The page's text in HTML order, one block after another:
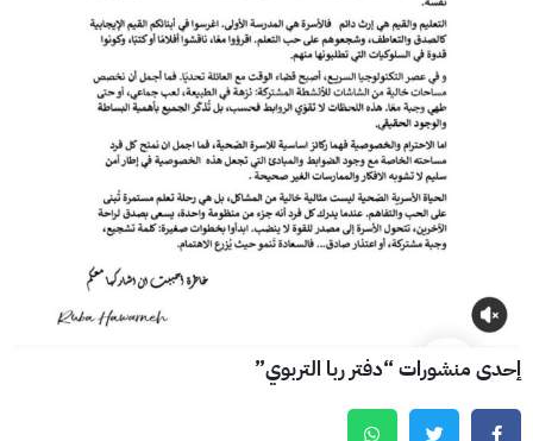
إحدى منشورات “دفتر ربا التربوي”